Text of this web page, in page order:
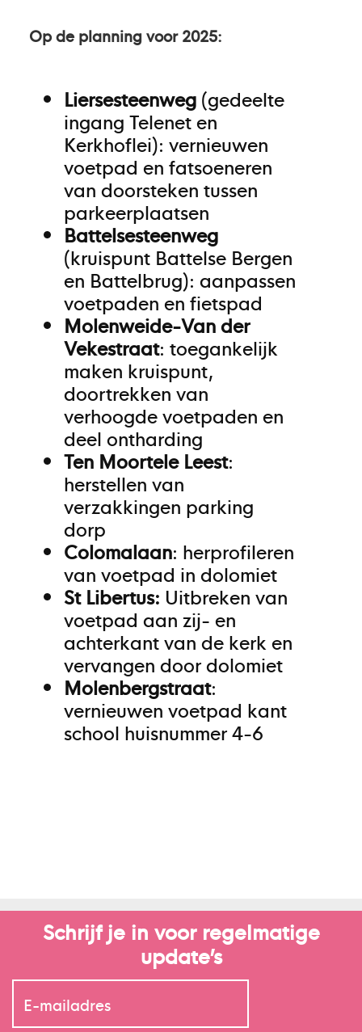
Op de planning voor 2025:
Liersesteenweg(gedeelte
ingang Telenet en
Kerkhoflei): vernieuwen
voetpad en fatsoeneren
van doorsteken tussen
parkeerplaatsen
Battelsesteenweg
(kruispunt Battelse Bergen
en Battelbrug): aanpassen
voetpaden en fietspad
Molenweide-Van der
Vekestraat: toegankelijk
maken kruispunt,
doortrekken van
verhoogde voetpaden en
deel ontharding
Ten Moortele Leest:
herstellen van
verzakkingen parking
dorp
Colomalaan: herprofileren
van voetpad in dolomiet
St Libertus: Uitbreken van
voetpad aan zij- en
achterkant van de kerk en
vervangen door dolomiet
Molenbergstraat:
vernieuwen voetpad kant
school huisnummer 4-6
Schrijf je in voor regelmatige
update’s